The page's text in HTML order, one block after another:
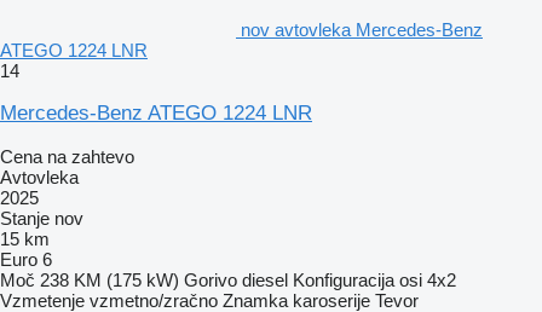
nov avtovleka Mercedes-Benz
ATEGO 1224 LNR
14
Mercedes-Benz ATEGO 1224 LNR
Cena na zahtevo
Avtovleka
2025
Stanje nov
15 km
Euro 6
Moč 238 KM (175 kW) Gorivo diesel Konfiguracija osi 4x2
Vzmetenje vzmetno/zračno Znamka karoserije Tevor